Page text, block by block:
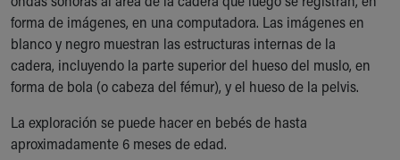
Safe Sleep
About Akron Children's Pediatrics
Who We Are
Building a Brighter Future
Our Mission, Vision, Promise
Calendar of Events
Community Mission
forma de imágenes, en una computadora. Las imágenes en
blanco y negro muestran las estructuras internas de la
cadera, incluyendo la parte superior del hueso del muslo, en
forma de bola (o cabeza del fémur), y el hueso de la pelvis.
La exploración se puede hacer en bebés de hasta
aproximadamente 6 meses de edad.